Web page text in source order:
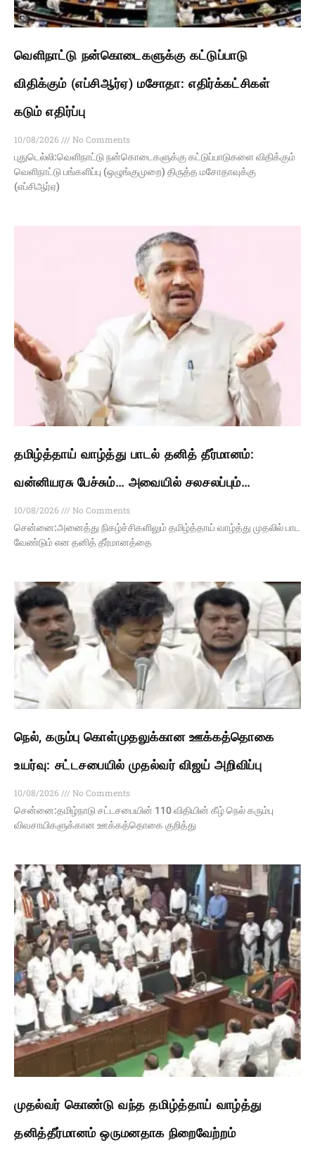
வெளிநாட்டு நன்கொடைகளுக்கு கட்டுப்பாடு
விதிக்கும் (எப்சிஆர்ஏ) மசோதா: எதிர்க்கட்சிகள்
கடும் எதிர்ப்பு
10/08/2026
No Comments
புதுடெல்லி:வெளி​நாட்டு நன்​கொடைகளுக்கு கட்​டுப்​பாடு​களை விதிக்​கும்
வெளிநாட்டு பங்களிப்பு (ஒழுங்​கு​முறை) திருத்த மசோதாவுக்கு
(எப்சிஆர்ஏ)
தமிழ்த்தாய் வாழ்த்து பாடல் தனித் தீர்மானம்:
வன்னியரசு பேச்சும்… அவையில் சலசலப்பும்…
10/08/2026
No Comments
சென்னை:அனைத்து நிகழ்ச்சிகளிலும் தமிழ்த்தாய் வாழ்த்து முதலில் பாட
வேண்டும் என தனித் தீர்மானத்தை
நெல், கரும்பு கொள்முதலுக்கான ஊக்கத்தொகை
உயர்வு: சட்டசபையில் முதல்வர் விஜய் அறிவிப்பு
10/08/2026
No Comments
சென்னை:தமிழ்நாடு சட்டசபையின் 110 விதியின் கீழ் நெல் கரும்பு
விவசாயிகளுக்கான ஊக்கத்தொகை குறித்து
முதல்வர் கொண்டு வந்த தமிழ்த்தாய் வாழ்த்து
தனித்தீர்மானம் ஒருமனதாக நிறைவேற்றம்